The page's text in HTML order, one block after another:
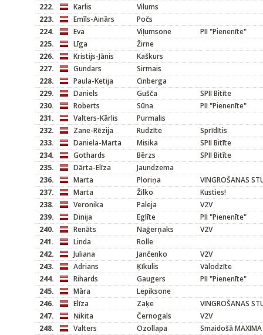
222.
Karlis
Vilums
223.
Emīls-Ainārs
Počs
224.
Eva Viļumsone
PII "Pienenīte"
225.
Līga
Žirne
226.
Kristijs-Jānis
Kaškurs
227.
Gundars
Sirmais
228.
Paula-Ketija
Cinberga
229.
Daniels Gušča
SPII Bitīte
230.
Roberts Sūna
PII "Pienenīte"
231.
Valters-Kārlis
Purmalis
232.
Zane-Rēzija Rudzīte
Sprīdītis
233.
Daniela-Marta Misika
SPII Bitīte
234.
Gothards Bērzs
SPII Bitīte
235.
Dārta-Elīza
Jaundzema
236.
Marta Ploriņa
VINGROŠANAS
237.
Marta Žilko
Kusties!
238.
Veronika Paleja
V2V
239.
Dinija Eglīte
PII "Pienenīte"
240.
Renāts Naģerņaks
V2V
241.
Linda
Rolle
242.
Juliana Jančenko
V2V
243.
Adrians Ķīkulis
Vālodzīte
244.
Rihards Gaugers
PII "Pienenīte"
245.
Māra
Lepiksone
246.
Elīza Zaķe
VINGROŠANAS
247.
Ņikita Černogals
V2V
248.
Valters Ozollapa
Smaidošā